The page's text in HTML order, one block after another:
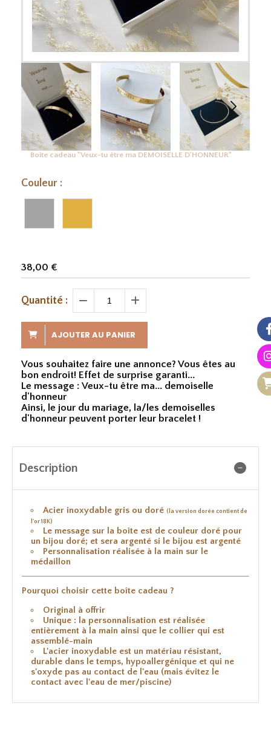
Boîte cadeau "Veux-tu être ma DEMOISELLE D'HONNEUR"
Couleur :
38,00 €
Quantité :
AJOUTER AU PANIER
Vous souhaitez faire une annonce? Vous êtes au
bon endroit! Effet de surprise garanti...
Le message : Veux-tu être ma... demoiselle
d'honneur
Ainsi, le jour du mariage, la/les demoiselles
d'honneur peuvent porter leur bracelet !
Description
Acier inoxydable gris ou doré (la version dorée contient de
l'or 18K)
Le message sur la boîte est de couleur doré pour
un bijou doré; et sera argenté si le bijou est argenté
Personnalisation réalisée à la main sur le
médaillon
Pourquoi choisir cette boîte cadeau ?
Original à offrir
Unique : la personnalisation est réalisée
entièrement à la main ainsi que le collier qui est
assemblé-main
L'acier inoxydable est un matériau résistant,
durable dans le temps, hypoallergénique et qui ne
s'oxyde pas au contact de l'eau (mais évitez le
contact avec l'eau de mer/piscine)